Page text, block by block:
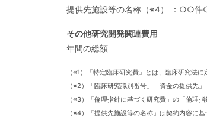
提供先施設等の名称（※4） ：○○
その他研究開発関連費用
年間の総額
（※1）「特定臨床研究費」とは、臨床研究法
（※2）「臨床研究識別番号」「資金の提供先
（※3）「倫理指針に基づく研究費」の「倫理
（※4）「提供先施設等の名称」は契約内容に